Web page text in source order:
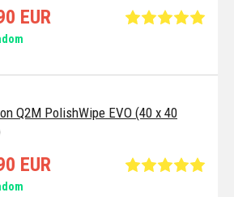
EUR
Q2M PolishWipe EVO (40 x 40
EUR